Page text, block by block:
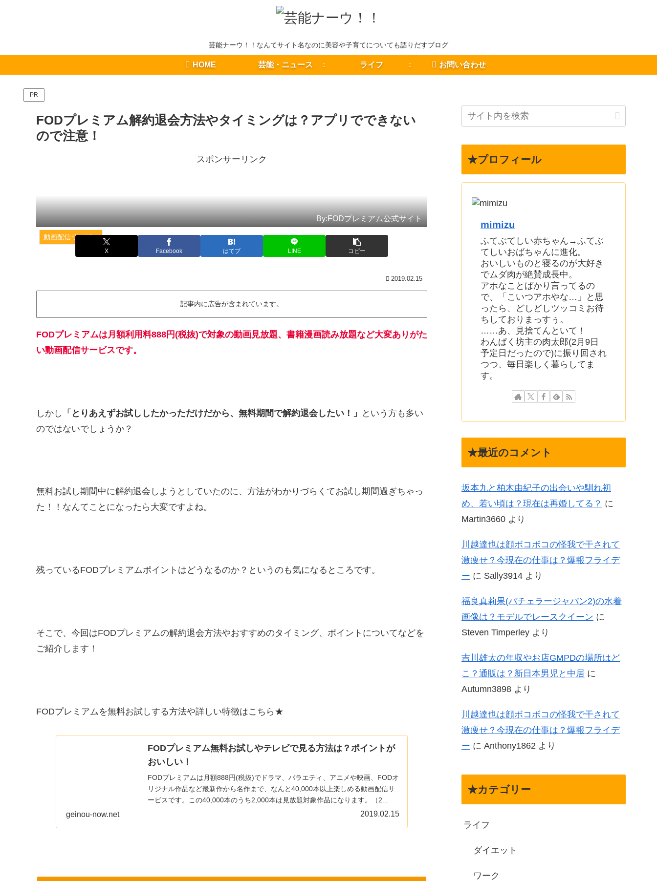
芸能ナーウ！！なんてサイト名なのに美容や子育てについても語りだすブログ
HOME 芸能・ニュース ライフ お問い合わせ
PR
FODプレミアム解約退会方法やタイミングは？アプリでできない
ので注意！
スポンサーリンク
動画配信サービス
By:FODプレミアム公式サイト
X Facebook はてブ LINE コピー
2019.02.15
記事内に広告が含まれています。
FODプレミアムは月額利用料888円(税抜)で対象の動画見放題、書籍漫画読み放題など大変ありがた
い動画配信サービスです。
しかし 「とりあえずお試ししたかっただけだから、無料期間で解約退会したい！」
という方も多い
のではないでしょうか？
無料お試し期間中に解約退会しようとしていたのに、方法がわかりづらくてお試し期間過ぎちゃっ
た！！なんてことになったら大変ですよね。
残っているFODプレミアムポイントはどうなるのか？というのも気になるところです。
そこで、今回はFODプレミアムの解約退会方法やおすすめのタイミング、ポイントについてなどを
ご紹介します！
FODプレミアムを無料お試しする方法や詳しい特徴はこちら★
FODプレミアム無料お試しやテレビで見る方法は？ポイントが
おいしい！
FODプレミアムは月額888円(税抜)でドラマ、バラエティ、アニメや映画、FODオ
リジナル作品など最新作から名作まで、なんと40,000本以上楽しめる動画配信サ
ービスです。この40,000本のうち2,000本は見放題対象作品になります。（2...
geinou-now.net 2019.02.15
★プロフィール
mimizu
ふてぶてしい赤ちゃん→ふてぶ
てしいおばちゃんに進化。
おいしいものと寝るのが大好き
でムダ肉が絶賛成長中。
アホなことばかり言ってるの
で、「こいつアホやな…」と思
ったら、どしどしツッコミお待
ちしておりまっすぅ。
……あ、見捨てんといて！
わんぱく坊主の肉太郎(2月9日
予定日だったので)に振り回され
つつ、毎日楽しく暮らしてま
す。
★最近のコメント
坂本九と柏木由紀子の出会いや馴れ初
め、若い頃は？現在は再婚してる？ に
Martin3660 より
川越達也は顔ボコボコの怪我で干されて
激痩せ？今現在の仕事は？爆報フライデ
ー に Sally3914 より
福良真莉果(バチェラージャパン2)の水着
画像は？モデルでレースクイーン に
Steven Timperley より
吉川雄太の年収やお店GMPDの場所はど
こ？通販は？新日本男児と中居 に
Autumn3898 より
川越達也は顔ボコボコの怪我で干されて
激痩せ？今現在の仕事は？爆報フライデ
ー に Anthony1862 より
★カテゴリー
ライフ
ダイエット
ワーク